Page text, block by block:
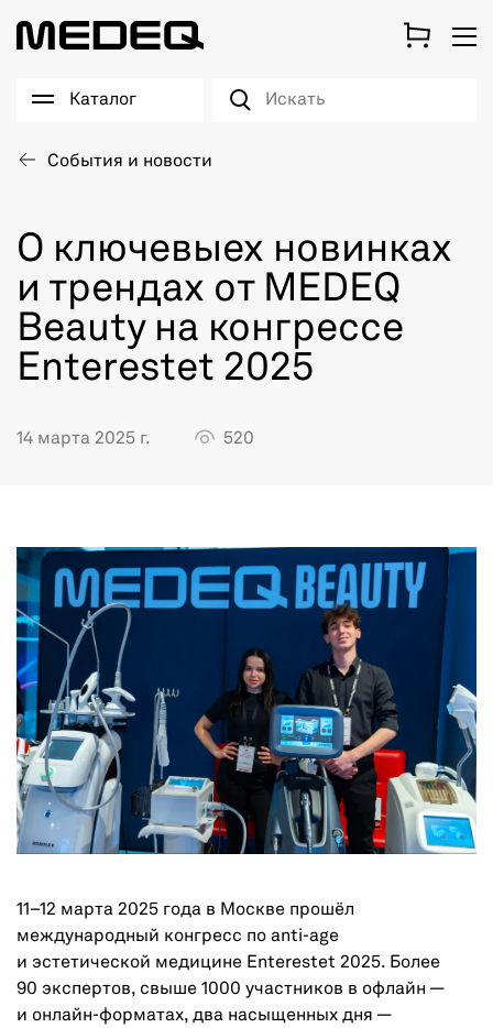
Каталог
События и новости
О ключевыех новинках
и трендах от MEDEQ
Beauty на конгрессе
Enterestet 2025
14 марта 2025 г. 520
11–12 марта 2025 года в Москве прошёл
международный конгресс по anti-age
и эстетической медицине Enterestet 2025. Более
90 экспертов, свыше 1000 участников в офлайн —
и онлайн-форматах, два насыщенных дня —